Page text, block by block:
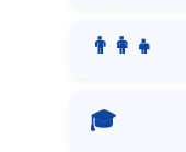
👨‍👩‍👧
🎓